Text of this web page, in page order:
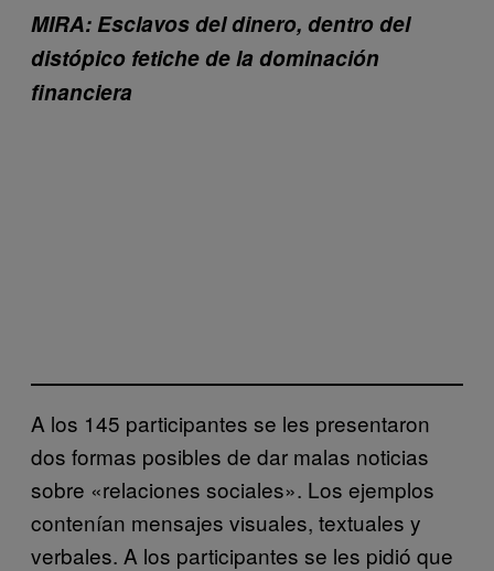
MIRA: Esclavos del dinero, dentro del
distópico fetiche de la dominación
financiera
A los 145 participantes se les presentaron
dos formas posibles de dar malas noticias
sobre «relaciones sociales». Los ejemplos
contenían mensajes visuales, textuales y
verbales. A los participantes se les pidió que